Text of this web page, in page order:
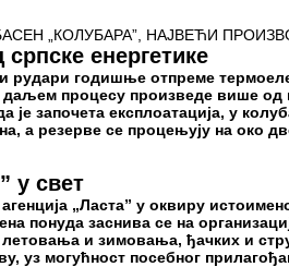
„КОЛУБАРА”, НАЈВЕЋИ
енергетике
рудари годишње отпреме
даљем процесу произведе више од
је започета експлоатација, у
а резерве се процењују на око
у свет
„Ласта” у оквиру
понуда заснива се на
и зимовања, ђачких и
уз могућност посебног